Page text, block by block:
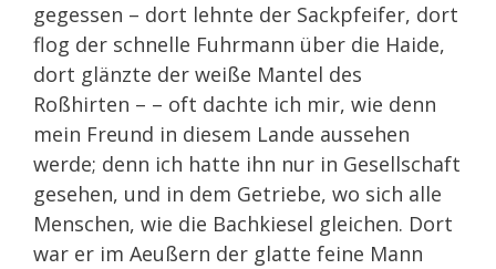
gegessen – dort lehnte der Sackpfeifer, dort
flog der schnelle Fuhrmann über die Haide,
dort glänzte der weiße Mantel des
Roßhirten – – oft dachte ich mir, wie denn
mein Freund in diesem Lande aussehen
werde; denn ich hatte ihn nur in Gesellschaft
gesehen, und in dem Getriebe, wo sich alle
Menschen, wie die Bachkiesel gleichen. Dort
war er im Aeußern der glatte feine Mann